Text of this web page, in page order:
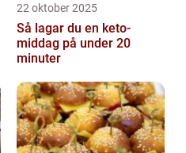
22 oktober 2025
Så lagar du en keto-
middag på under 20
minuter